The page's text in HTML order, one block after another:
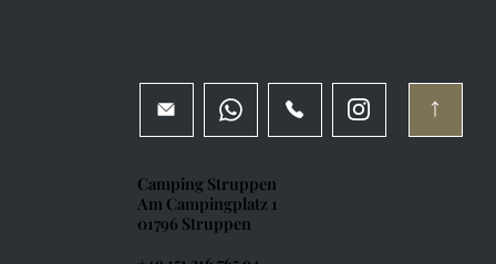
Camping Struppen
Am Campingplatz 1
01796 Struppen